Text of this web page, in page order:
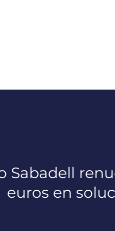
Sabadell
euros en